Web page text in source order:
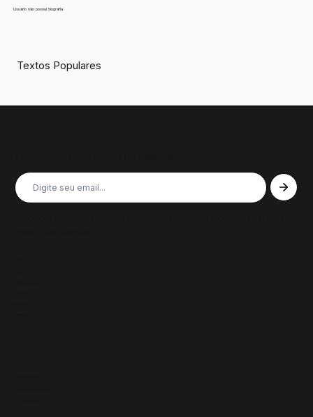
Usuário não possui biografia
Textos Populares